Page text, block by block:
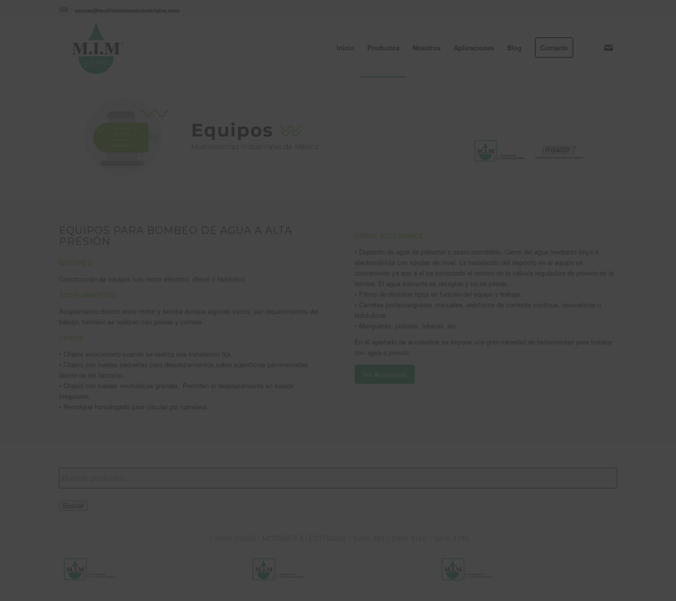
ventas@multisistemasindustriales.com
Inicio Productos Nosotros Aplicaciones Blog Contacto
EQUIPOS PARA BOMBEO DE AGUA A ALTA
PRESIÓN
Construcción de equipos con motor eléctrico, diesel o hidráulico.
Acoplamiento directo entre motor y bomba aunque algunas veces, por requerimientos del
trabajo, también se realizan con poleas
y correas.
• Chasis estacionario cuando se realiza una instalación fija.
• Chasis con ruedas pequeñas para desplazamientos sobre superficies pavimentadas
dentro de las factorias.
• Chasis con ruedas neumáticas grandes. Permiten el desplazamiento en suelos
irregulares.
• Remolque homologado para circular por carretera.
• Depósito de agua de poliester o acero inoxidable. Cierre del agua mediante boya ó
electroválvula con sondas de nivel. La instalación del depósito en el equipo es
conveniente ya que a el va conectado el retorno de la válvula reguladora de presión de la
bomba. El agua sobrante es recogida y no se pierde.
• Filtros de distintos tipos en función del equipo y trabajo.
• Carretes portamangueras manuales, eléctricos de corriente continua, neumáticos o
hidráulicos.
• Mangueras, pistolas, toberas, etc.
En el apartado de accesorios se expone una gran variedad de herramientas para trabajar
con agua a presión